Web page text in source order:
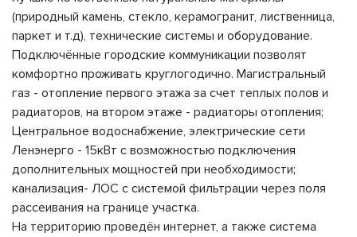
(природный камень, стекло, керамогранит, лиственница,
паркет и т.д), технические системы и оборудование.
Подключённые городские коммуникации позволят
комфортно проживать круглогодично. Магистральный
газ - отопление первого этажа за счет теплых полов и
радиаторов, на втором этаже - радиаторы отопления;
Центральное водоснабжение, электрические сети
Ленэнерго - 15кВт с возможностью подключения
дополнительных мощностей при необходимости;
канализация- ЛОС с системой фильтрации через поля
рассеивания на границе участка.
На территорию проведён интернет, а также система